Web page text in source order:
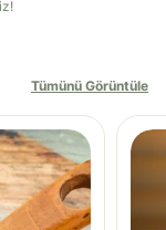
Tümünü Görüntüle